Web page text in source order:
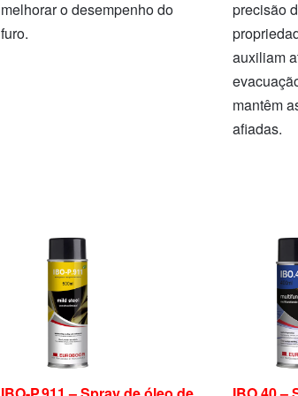
melhorar o desempenho do
furo.
precisão
auxiliam
mantêm
afiadas.